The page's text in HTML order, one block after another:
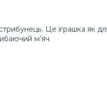
Це іграшка як
м'яч.